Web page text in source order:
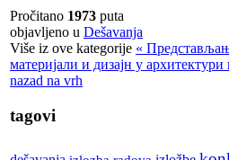
Pročitano 1973 puta
objavljeno u Dešavanja
Više iz ove kategorije «
материјали и дизајн у
nazad na vrh
tagovi